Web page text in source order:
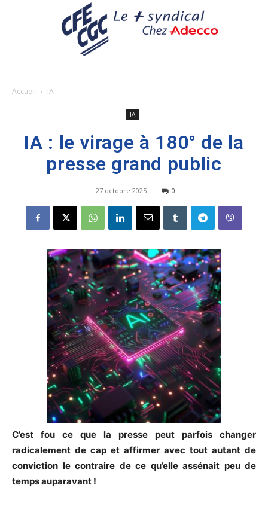
Accueil IA
IA
IA : le virage à 180° de la
presse grand public
27 octobre 2025 0
C’est fou ce que la presse peut parfois changer
radicalement de cap et affirmer avec tout autant de
conviction le contraire de ce qu’elle assénait peu de
temps auparavant !